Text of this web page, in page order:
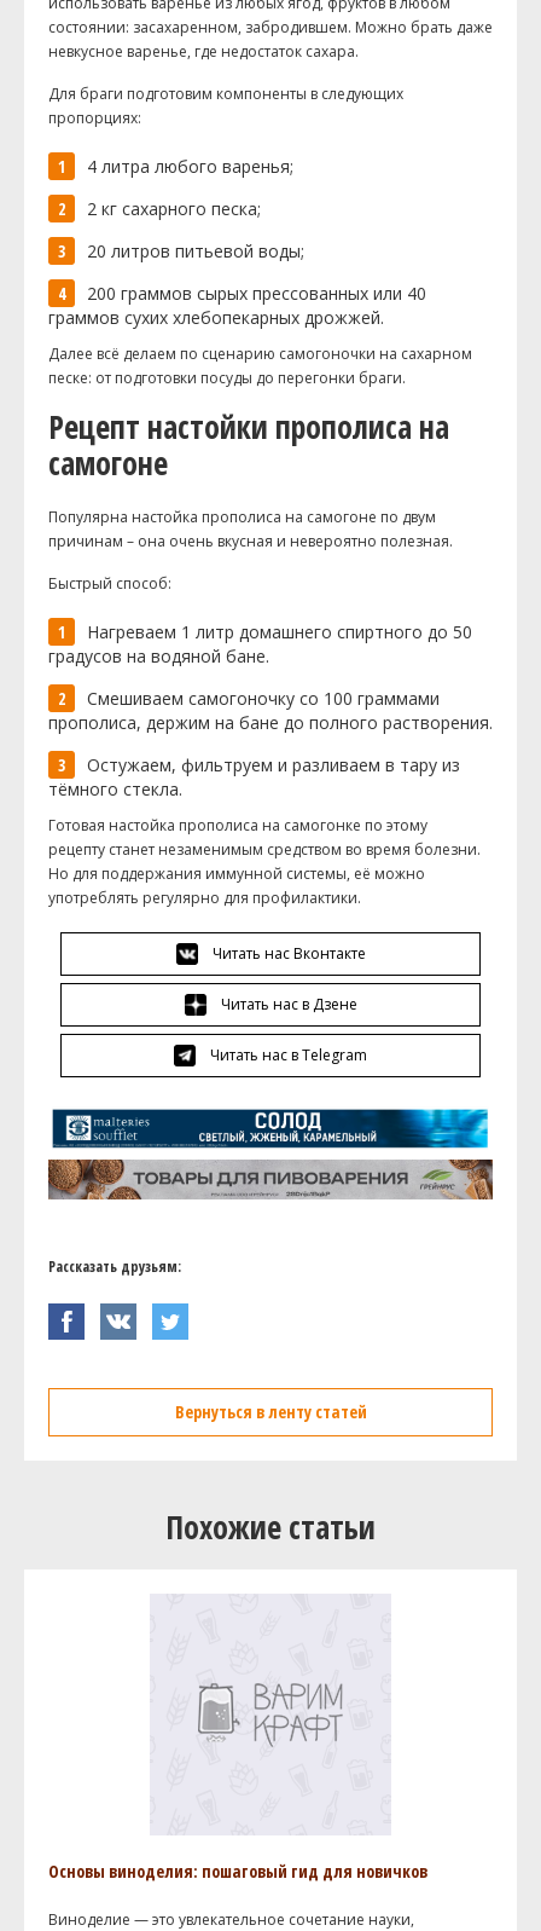
состоянии: засахаренном, забродившем. Можно брать даже
невкусное варенье, где недостаток сахара.
Для браги подготовим компоненты в следующих
пропорциях:
4 литра любого варенья;
2 кг сахарного песка;
20 литров питьевой воды;
200 граммов сырых прессованных или 40
граммов сухих хлебопекарных дрожжей.
Далее всё делаем по сценарию самогоночки на сахарном
песке: от подготовки посуды до перегонки браги.
Рецепт настойки прополиса на
самогоне
Популярна настойка прополиса на самогоне по двум
причинам – она очень вкусная и невероятно полезная.
Быстрый способ:
Нагреваем 1 литр домашнего спиртного до 50
градусов на водяной бане.
Смешиваем самогоночку со 100 граммами
прополиса, держим на бане до полного растворения.
Остужаем, фильтруем и разливаем в тару из
тёмного стекла.
Готовая настойка прополиса на самогонке по этому
рецепту станет незаменимым средством во время болезни.
Но для поддержания иммунной системы, её можно
употреблять регулярно для профилактики.
Читать нас Вконтакте
Читать нас в Дзене
Читать нас в Telegram
Рассказать друзьям:
Вернуться в ленту статей
Похожие статьи
Основы виноделия: пошаговый гид для новичков
Виноделие — это увлекательное сочетание науки,